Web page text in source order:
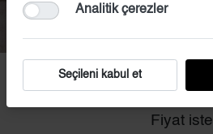
BY (11)
Fiyat iste
Analitik çerezler
Seçileni kabul et